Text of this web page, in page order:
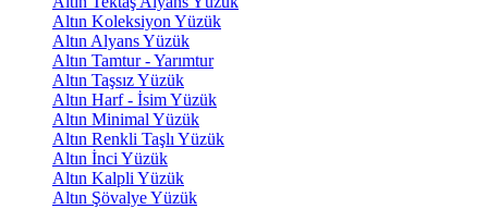
Altın Koleksiyon Yüzük
Altın Alyans Yüzük
Altın Tamtur - Yarımtur
Altın Taşsız Yüzük
Altın Harf - İsim Yüzük
Altın Minimal Yüzük
Altın Renkli Taşlı Yüzük
Altın İnci Yüzük
Altın Kalpli Yüzük
Altın Şövalye Yüzük